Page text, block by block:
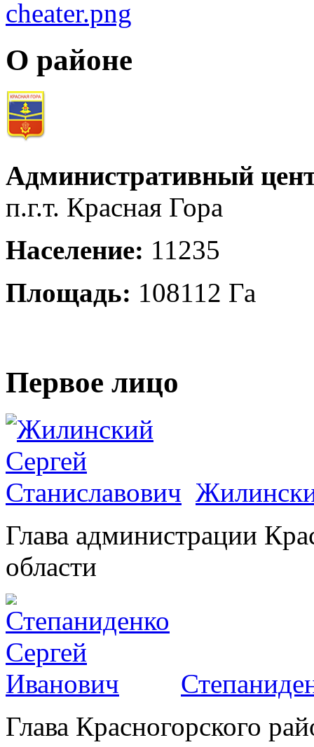
О районе
Административный
п.г.т. Красная Гора
Население: 11235
Площадь: 108112 Га
Первое лицо
Глава администрации
области
Глава Красногорского